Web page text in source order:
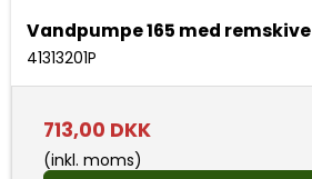
Vandpumpe 165 med remskive
41313201P
713,00 DKK
(inkl. moms)